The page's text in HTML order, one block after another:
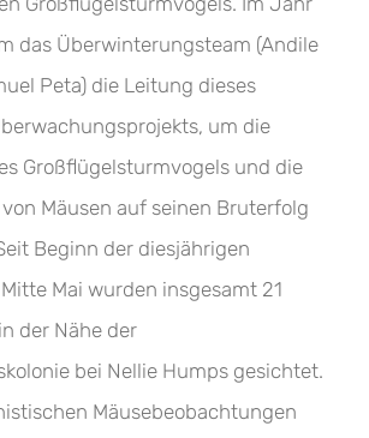
das Überwinterungsteam (Andile
Peta) die Leitung dieses
um die
Großflügelsturmvogels und die
Mäusen auf seinen Bruterfolg
Beginn der diesjährigen
Mai wurden insgesamt 21
der Nähe der
bei Nellie Humps gesichtet.
Mäusebeobachtungen